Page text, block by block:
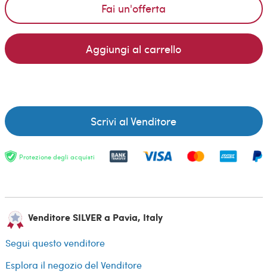
Fai un'offerta
Aggiungi al carrello
Scrivi al Venditore
Protezione degli acquisti
Venditore SILVER a Pavia, Italy
Segui questo venditore
Esplora il negozio del Venditore